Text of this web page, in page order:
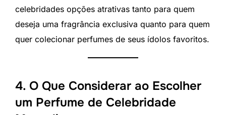
celebridades opções atrativas tanto para quem
deseja uma fragrância exclusiva quanto para quem
quer colecionar perfumes de seus ídolos favoritos.
4. O Que Considerar ao Escolher
um Perfume de Celebridade